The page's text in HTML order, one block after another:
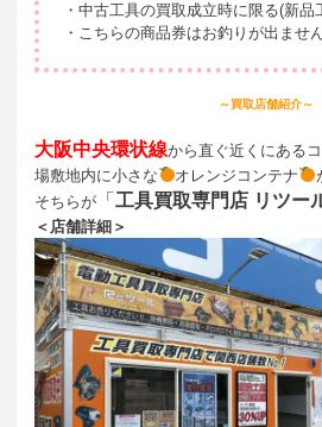
・中古工具の買取成立時に限る(新品
・こちらの商品券はお釣りが出ませ
～買取店舗紹介～
大阪中央環状線から直ぐ近くにある
場敷地内に小さな
オレンジコンテナ
そちらが「 工具買取専門店 リツー
＜店舗詳細＞